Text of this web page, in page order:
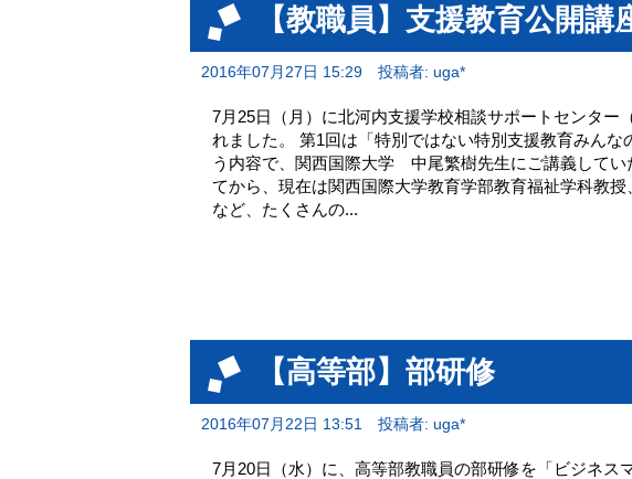
【教職員】支援教育公開
2016年07月27日 15:29 投稿者: uga*
7月25日（月）に北河内支援学校相談サポートセンター
れました。 第1回は「特別ではない特別支援教育みん
う内容で、関西国際大学 中尾繁樹先生にご講義して
てから、現在は関西国際大学教育学部教育福祉学科教
など、たくさんの...
【高等部】部研修
2016年07月22日 13:51 投稿者: uga*
7月20日（水）に、高等部教職員の部研修を「ビジネス